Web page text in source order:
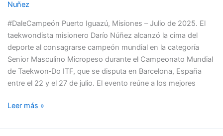
Nuñez
#DaleCampeón Puerto Iguazú, Misiones – Julio de 2025. El
taekwondista misionero Darío Núñez alcanzó la cima del
deporte al consagrarse campeón mundial en la categoría
Senior Masculino Micropeso durante el Campeonato Mundial
de Taekwon‑Do ITF, que se disputa en Barcelona, España
entre el 22 y el 27 de julio. El evento reúne a los mejores
ITF
Leer más »